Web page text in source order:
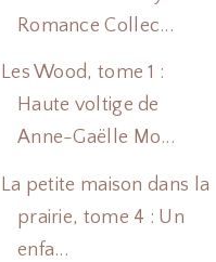
Romance Collec...
Les Wood, tome 1 :
Haute voltige de
Anne-Gaëlle Mo...
La petite maison dans la
prairie, tome 4 : Un
enfa...